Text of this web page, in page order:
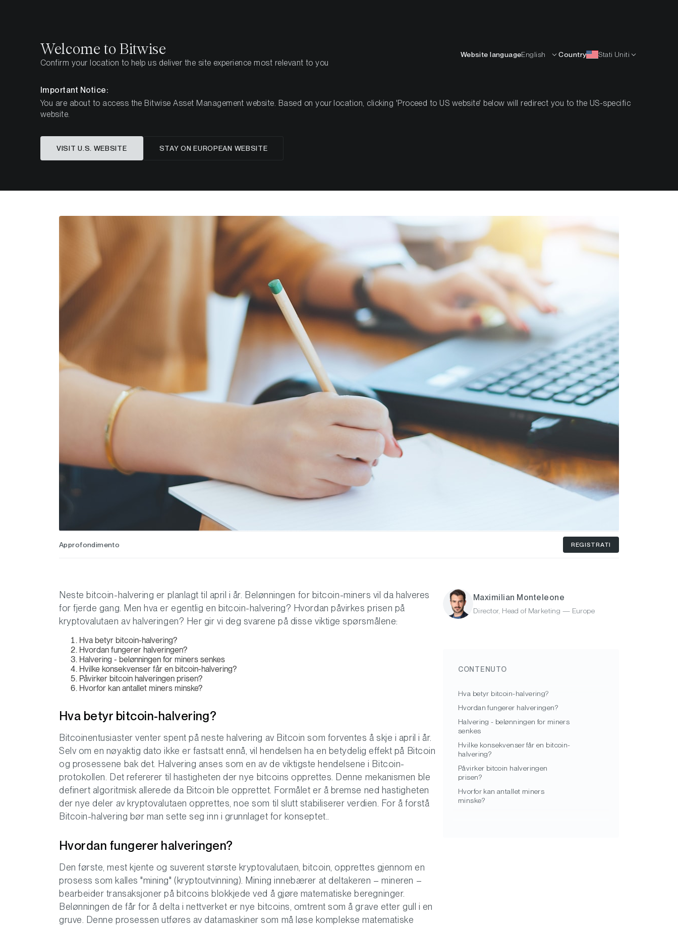
Questo articolo è disponibile solo in lingua inglese
Approfondimento REGISTRATI
Maximilian Monteleone
Director, Head of Marketing — Europe
CONTENUTO
Hva betyr bitcoin-halvering?
Hvordan fungerer halveringen?
Halvering - belønningen for miners
senkes
Hvilke konsekvenser får en bitcoin-
halvering?
Påvirker bitcoin halveringen
prisen?
Hvorfor kan antallet miners
minske?
Neste bitcoin-halvering er planlagt til april i år. Belønningen for bitcoin-miners vil da halveres
for fjerde gang. Men hva er egentlig en bitcoin-halvering? Hvordan påvirkes prisen på
kryptovalutaen av halveringen? Her gir vi deg svarene på disse viktige spørsmålene:
Hva betyr bitcoin-halvering?
Hvordan fungerer halveringen?
Halvering - belønningen for miners senkes
Hvilke konsekvenser får en bitcoin-halvering?
Påvirker bitcoin halveringen prisen?
Hvorfor kan antallet miners minske?
Hva betyr bitcoin-halvering?
Bitcoinentusiaster venter spent på neste halvering av Bitcoin som forventes å skje i april i år.
Selv om en nøyaktig dato ikke er fastsatt ennå, vil hendelsen ha en betydelig effekt på Bitcoin
og prosessene bak det. Halvering anses som en av de viktigste hendelsene i Bitcoin-
protokollen. Det refererer til hastigheten der nye bitcoins opprettes. Denne mekanismen ble
definert algoritmisk allerede da Bitcoin ble opprettet. Formålet er å bremse ned hastigheten
der nye deler av kryptovalutaen opprettes, noe som til slutt stabiliserer verdien. For å forstå
Bitcoin-halvering bør man sette seg inn i grunnlaget for konseptet..
Hvordan fungerer halveringen?
Den første, mest kjente og suverent største kryptovalutaen, bitcoin, opprettes gjennom en
prosess som kalles "mining" (kryptoutvinning). Mining innebærer at deltakeren – mineren –
bearbeider transaksjoner på bitcoins blokkjede ved å gjøre matematiske beregninger.
Belønningen de får for å delta i nettverket er nye bitcoins, omtrent som å grave etter gull i en
gruve. Denne prosessen utføres av datamaskiner som må løse komplekse matematiske
Welcome to Bitwise
Confirm your location to help us deliver the site experience most relevant to you
Website languageEnglish Country Stati Uniti
Important Notice:
You are about to access the Bitwise Asset Management website. Based on your location, clicking 'Proceed to US website' below will redirect you to the US-specific
website.
VISIT U.S. WEBSITE STAY ON EUROPEAN WEBSITE